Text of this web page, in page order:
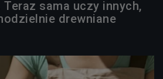
sama uczy innych,
drewniane